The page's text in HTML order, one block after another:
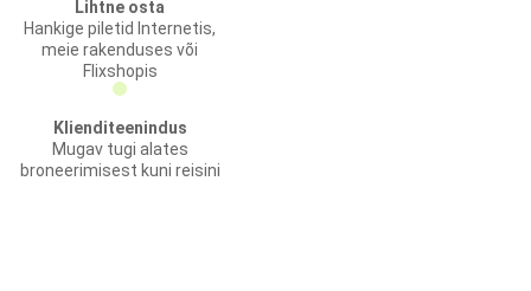
Lihtne osta
Hankige piletid Internetis,
meie rakenduses või
Flixshopis
Klienditeenindus
Mugav tugi alates
broneerimisest kuni reisini